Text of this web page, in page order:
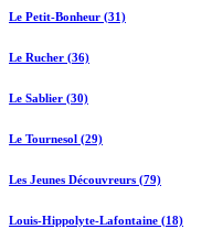
Le Petit-Bonheur (31)
Le Rucher (36)
Le Sablier (30)
Le Tournesol (29)
Les Jeunes Découvreurs (79)
Louis-Hippolyte-Lafontaine (18)